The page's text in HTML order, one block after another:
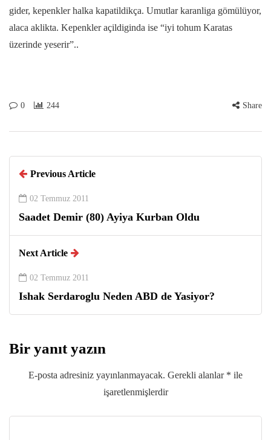
gider, kepenkler halka kapatildikça. Umutlar karanliga gömülüyor,
alaca aklikta. Kepenkler açildiginda ise “iyi tohum Karatas
üzerinde yeserir”..
0 244 Share
Previous Article
02 Temmuz 2011
Saadet Demir (80) Ayiya Kurban Oldu
Next Article
02 Temmuz 2011
Ishak Serdaroglu Neden ABD de Yasiyor?
Bir yanıt yazın
E-posta adresiniz yayınlanmayacak. Gerekli alanlar * ile
işaretlenmişlerdir